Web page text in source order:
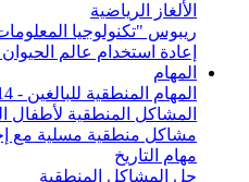
الألغاز الرياضية
ريبوس "تكنولوجيا
إعادة استخدام عالم الحيوان
المهام
المهام المنطقية للبالغين - 14 تمرينًا مبتكرًا
المشاكل المنطقية لأطفال المدارس -
مشاكل منطقية مسلية مع
مهام التاريخ
حل المشاكل المنطقية